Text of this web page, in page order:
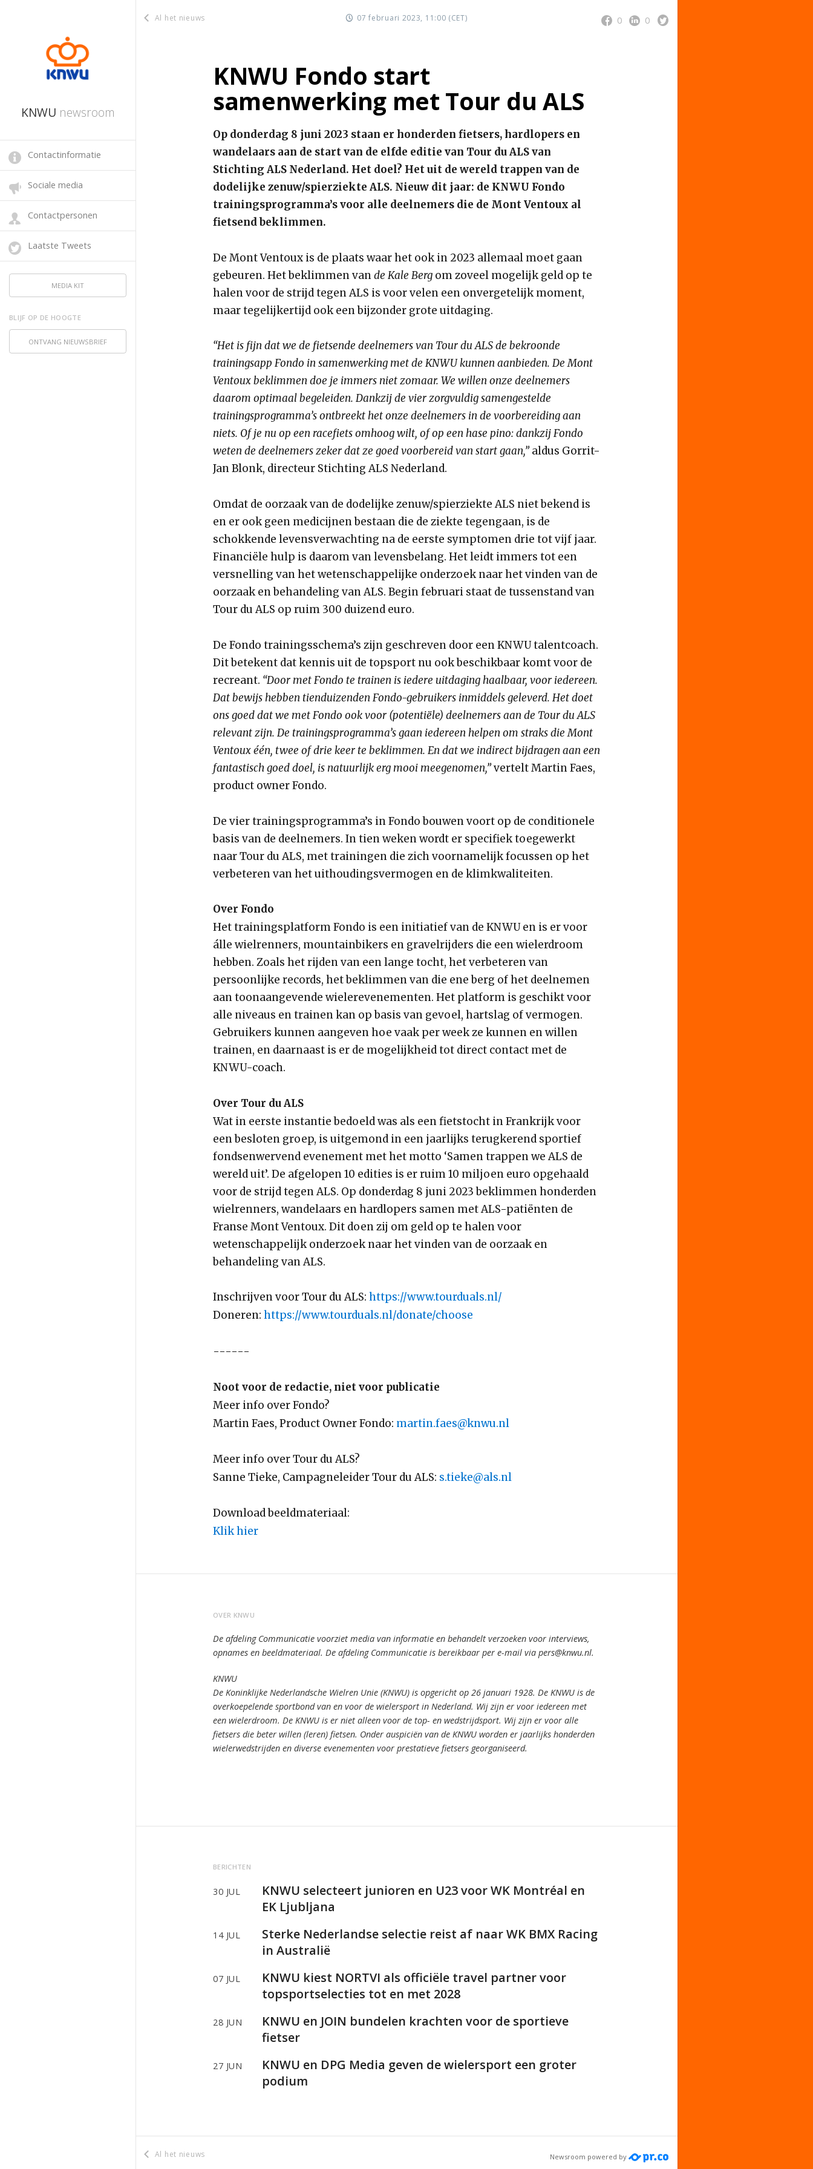
Al het nieuws 07 februari 2023, 11:00 (CET) 0
0
KNWU Fondo start
samenwerking met Tour du ALS
Op donderdag 8 juni 2023 staan er honderden fietsers, hardlopers en
wandelaars aan de start van de elfde editie van Tour du ALS van
Stichting ALS Nederland. Het doel? Het uit de wereld trappen van de
dodelijke zenuw/spierziekte ALS. Nieuw dit jaar: de KNWU Fondo
trainingsprogramma’s voor alle deelnemers die de Mont Ventoux al
fietsend beklimmen.
De Mont Ventoux is de plaats waar het ook in 2023 allemaal moet gaan
gebeuren. Het beklimmen vande Kale Bergom zoveel mogelijk geld op te
halen voor de strijd tegen ALS is voor velen een onvergetelijk moment,
maar tegelijkertijd ook een bijzonder grote uitdaging.
“Het is fijn dat we de fietsende deelnemers van Tour du ALS de bekroonde
trainingsapp Fondo in samenwerking met de KNWU kunnen aanbieden. De Mont
Ventoux beklimmen doe je immers niet zomaar. We willen onze deelnemers
daarom optimaal begeleiden. Dankzij de vier zorgvuldig samengestelde
trainingsprogramma’s ontbreekt het onze deelnemers in de voorbereiding aan
niets. Of je nu op een racefiets omhoog wilt, of op een hase pino: dankzij Fondo
weten de deelnemers zeker dat ze goed voorbereid van start gaan,”aldus Gorrit-
Jan Blonk, directeur Stichting ALS Nederland.
Omdat de oorzaak van de dodelijke zenuw/spierziekte ALS niet bekend is
en er ook geen medicijnen bestaan die de ziekte tegengaan, is de
schokkende levensverwachting na de eerste symptomen drie tot vijf jaar.
Financiële hulp is daarom van levensbelang. Het leidt immers tot een
versnelling van het wetenschappelijke onderzoek naar het vinden van de
oorzaak en behandeling van ALS. Begin februari staat de tussenstand van
Tour du ALS op ruim 300 duizend euro.
De Fondo trainingsschema’s zijn geschreven door een KNWU talentcoach.
Dit betekent dat kennis uit de topsport nu ook beschikbaar komt voor de
recreant. “Door met Fondo te trainen is iedere uitdaging haalbaar, voor iedereen.
Dat bewijs hebben tienduizenden Fondo-gebruikers inmiddels geleverd. Het doet
ons goed dat we met Fondo ook voor (potentiële) deelnemers aan de Tour du ALS
relevant zijn. De trainingsprogramma’s gaan iedereen helpen om straks die Mont
Ventoux één, twee of drie keer te beklimmen. En dat we indirect bijdragen aan een
fantastisch goed doel, is natuurlijk erg mooi meegenomen,”vertelt Martin Faes,
product owner Fondo.
De vier trainingsprogramma’s in Fondo bouwen voort op de conditionele
basis van de deelnemers. In tien weken wordt er specifiek toegewerkt
naar Tour du ALS, met trainingen die zich voornamelijk focussen op het
verbeteren van het uithoudingsvermogen en de klimkwaliteiten.
Over Fondo
Het trainingsplatform Fondo is een initiatief van de KNWU en is er voor
álle wielrenners, mountainbikers en gravelrijders die een wielerdroom
hebben. Zoals het rijden van een lange tocht, het verbeteren van
persoonlijke records, het beklimmen van die ene berg of het deelnemen
aan toonaangevende wielerevenementen. Het platform is geschikt voor
alle niveaus en trainen kan op basis van gevoel, hartslag of vermogen.
Gebruikers kunnen aangeven hoe vaak per week ze kunnen en willen
trainen, en daarnaast is er de mogelijkheid tot direct contact met de
KNWU-coach.
Over Tour du ALS
Wat in eerste instantie bedoeld was als een fietstocht in Frankrijk voor
een besloten groep, is uitgemond in een jaarlijks terugkerend sportief
fondsenwervend evenement met het motto ‘Samen trappen we ALS de
wereld uit’. De afgelopen 10 edities is er ruim 10 miljoen euro opgehaald
voor de strijd tegen ALS. Op donderdag 8 juni 2023 beklimmen honderden
wielrenners, wandelaars en hardlopers samen met ALS-patiënten de
Franse Mont Ventoux. Dit doen zij om geld op te halen voor
wetenschappelijk onderzoek naar het vinden van de oorzaak en
behandeling van ALS.
Inschrijven voor Tour du ALS: https://www.tourduals.nl/
Doneren: https://www.tourduals.nl/donate/choose
------
Noot voor de redactie, niet voor publicatie
Meer info over Fondo?
Martin Faes, Product Owner Fondo: martin.faes@knwu.nl
Meer info over Tour du ALS?
Sanne Tieke, Campagneleider Tour du ALS: s.tieke@als.nl
Download beeldmateriaal:
Klik hier
OVER KNWU
De afdeling Communicatie voorziet media van informatie en behandelt verzoeken voor interviews,
opnames en beeldmateriaal. De afdeling Communicatie is bereikbaar per e-mail via pers@knwu.nl.
KNWU
De Koninklijke Nederlandsche Wielren Unie (KNWU) is opgericht op 26 januari 1928. De KNWU is de
overkoepelende sportbond van en voor de wielersport in Nederland. Wij zijn er voor iedereen met
een wielerdroom. De KNWU is er niet alleen voor de top- en wedstrijdsport. Wij zijn ervoor alle
fietsers die beter willen (leren) fietsen. Onder auspiciën van de KNWU worden er jaarlijks honderden
wielerwedstrijden en diverse evenementen voor prestatieve fietsers georganiseerd.
BERICHTEN
30 JUL
KNWU selecteert junioren en U23 voor WK Montréal en
EK Ljubljana
14 JUL
Sterke Nederlandse selectie reist af naar WK BMX Racing
in Australië
07 JUL
KNWU kiest NORTVI als officiële travel partner voor
topsportselecties tot en met 2028
28 JUN
KNWU en JOIN bundelen krachten voor de sportieve
fietser
27 JUN
KNWU en DPG Media geven de wielersport een groter
podium
Al het nieuws Newsroom powered by
KNWU newsroom
Contactinformatie
Sociale media
Contactpersonen
Laatste Tweets
MEDIA KIT
BLIJF OP DE HOOGTE
ONTVANG NIEUWSBRIEF